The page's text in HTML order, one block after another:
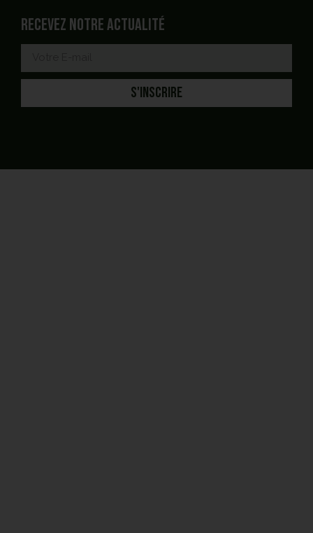
Recevez notre actualité
S'INSCRIRE